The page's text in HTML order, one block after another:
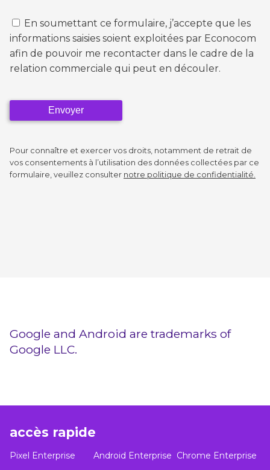
En soumettant ce formulaire, j’accepte que les
informations saisies soient exploitées par Econocom
afin de pouvoir me recontacter dans le cadre de la
relation commerciale qui peut en découler.
Pour connaître et exercer vos droits, notamment de retrait de
vos consentements à l’utilisation des données collectées par ce
formulaire, veuillez consulter notre politique de confidentialité.
Google and Android are trademarks of
Google LLC.
accès rapide
Pixel Enterprise Android Enterprise Chrome Enterprise